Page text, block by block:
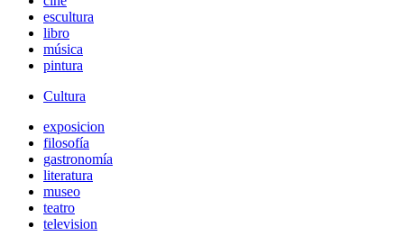
escultura
libro
música
pintura
Cultura
exposicion
filosofía
gastronomía
literatura
museo
teatro
television